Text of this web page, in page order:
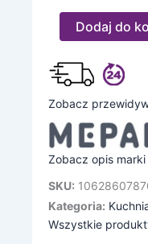
Dodaj do
Zobacz
Zobacz opis marki
SKU:
Kategoria:
Wszystkie